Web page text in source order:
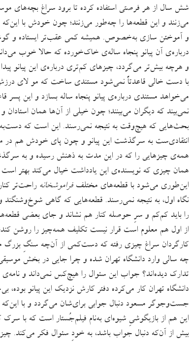
شش سال از هر فرصتی استفاده کرده تا برود سراغ بچه‌های
می‌زنند و این قطعه‌ها را چه‌طور می‌زنند؛ چون خودش با
و آموختن سازی به‌خصوص. همیشه کمی عقب‌تر ایستاده و
درباره‌ی آن پیانو پنجاه ساله‌ی خاک‌خورده که حالا خوب
و هرچه بیش‌تر می‌گردد، چیزهای کم‌تری درباره‌ی این پیانو
با دست خالی قاعدتاً نمی‌شود مستندی ساخت که مو لای
می‌خواهد مستندی درباره‌ی پیانو پنجاه ساله بسازد و این پسر
نمی‌بیند که دیگران می‌بینند؛ چون خیلی از آن‌ها همان
بحث‌هایی که هیچ‌وقت به نتیجه نمی‌رسند. این است که
انتقادی‌ست به سرگذشت این پیانو و چون پای خودش هم در
همه‌ی چیزهایی را که در این مدت به ذهنش رسیده و به
همان چیزی که نویسنده‌ی این یادداشت خیال می‌کند بهتر
این‌طوری می‌شود با قطعه‌های مختلففراموشخانه راحت‌تر
نگاه اول، به نتیجه نمی‌رسند. قطعه‌هایی که گاهی
را باید کم‌کم و سرِ حوصله کنار هم نشاند و جای بعضی قطعه‌ها
از اول هم معلوم است قرار نیست تکلیف همه‌چیز را روشن
کارگردان سراغ چیزی رفته که دست‌کمی از آن‌چه سنگِ بزرگ
چه سالی وارد دانشگاه تهران شده و چرا جایی در بخش
تدارک دیده‌اند؟ جواب این سئوال را هیچ‌کس نمی‌داند و نامه‌ی
دانشگاه تهران کار می‌کرده دفتر کارش نزدیک این پیانو
جست‌وجوگر مسعود دنبال جوابی برای‌شان می‌گردد و با این‌که
این هم از بازیگوشیِ شیوه‌ای به‌نام فیلم‌جُستار است که با
بیش از آن‌که دنبال جواب باشد، به خودِ سئوال فکر می‌کند.